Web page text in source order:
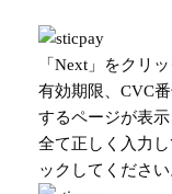
「Next」をクリ
有効期限、CVC
するページが表示
全て正しく入力
ックしてください